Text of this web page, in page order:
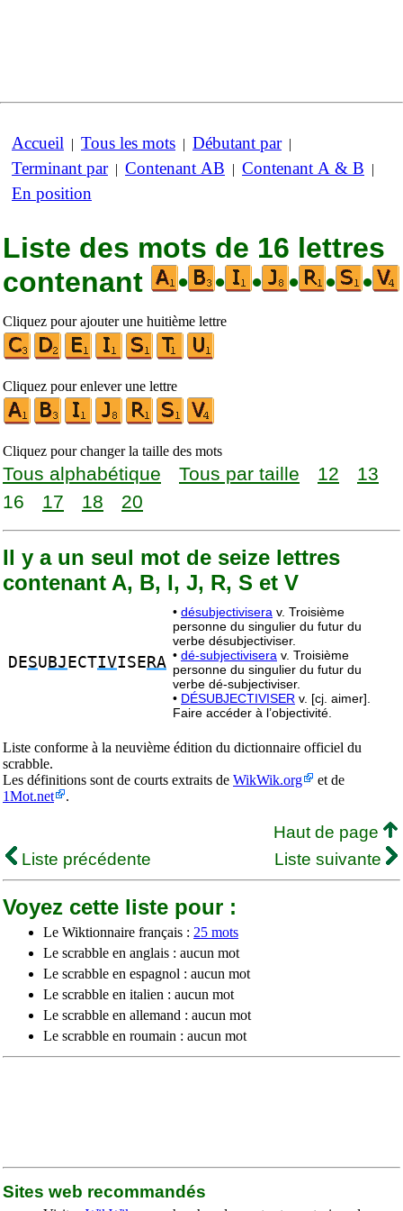
Accueil | Tous les mots | Débutant par|
Terminant par| Contenant AB | Contenant A & B |
En position
Liste des mots de 16 lettres
contenant
• • • • • •
Cliquez pour ajouter une huitième lettre
Cliquez pour enlever une lettre
Cliquez pour changer la taille des mots
Tous alphabétique Tous par taille 12
13
16
17 18 20
Il y a un seul mot de seize lettres
contenant A, B, I, J, R, S et V
DESU BJ ECTIVISE RA
• désubjectivisera v. Troisième
personne du singulier du futur du
verbe désubjectiviser.
• dé-subjectivisera v. Troisième
personne du singulier du futur du
verbe dé-subjectiviser.
• DÉSUBJECTIVISER v. [cj. aimer].
Faire accéder à l’objectivité.
Liste conforme à la neuvième édition du dictionnaire officiel du
scrabble.
Les définitions sont de courts extraits de WikWik.org
et de
1Mot.net
.
Haut de page
Liste précédente
Liste suivante
Voyez cette liste pour :
Le Wiktionnaire français : 25 mots
Le scrabble en anglais : aucun mot
Le scrabble en espagnol : aucun mot
Le scrabble en italien : aucun mot
Le scrabble en allemand : aucun mot
Le scrabble en roumain : aucun mot
Sites web recommandés